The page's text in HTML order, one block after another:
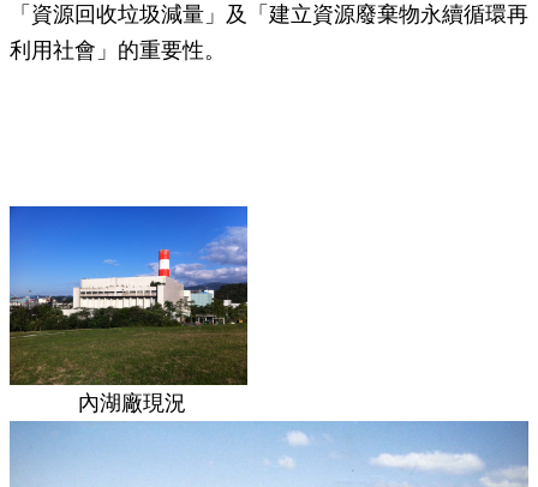
「資源回收垃圾減量」及「建立資源廢棄物永續循環再
利用社會」的重要性。
內湖廠現況